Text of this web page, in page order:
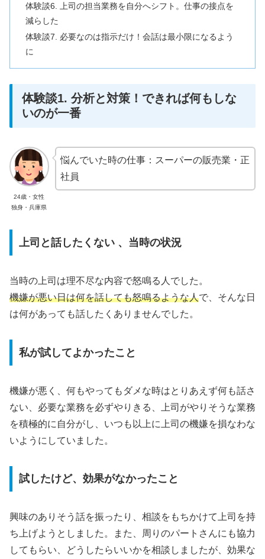
体験談6. 上司の担当業務を自分へシフト。仕事の接点を
減らした
体験談7. 必要なのは指示だけ！会話は最小限になるよう
に
体験談1. 分析と対策！できれば何もしな
いのが一番
24歳・女性
独身・兵庫県
悩んでいた時の仕事：スーパーの販売業・正
社員
上司と話したくない 、当時の状況
当時の上司は理不尽な内容で怒鳴る人でした。
機嫌が悪い日は何を話しても怒鳴るような人で、そんな日
は何があっても話したくありませんでした。
私が試してよかったこと
機嫌が悪く、何もやってもダメな時はとりあえず何も話さ
ない、必要な業務を必ずやりきる、上司がやりそうな業務
を積極的に自分がし、いつも以上に上司の機嫌を損なわな
いようにしていました。
試したけど、効果がなかったこと
興味のありそう話を振ったり、相談をもちかけて上司を持
ち上げようとしました。また、周りのパートさんにも協力
してもらい、どうしたらいいかを相談しましたが、効果な